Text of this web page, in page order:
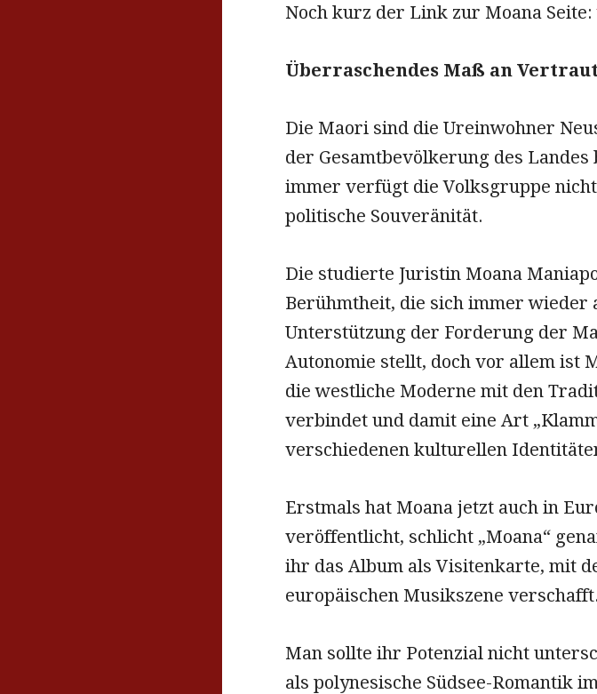
Noch kurz der Link zur Moana Seite:
Überraschendes Maß an
Die Maori sind die Ureinwohner
der Gesamtbevölkerung des Landes
immer verfügt die Volksgruppe
politische Souveränität.
Die studierte Juristin Moana
Berühmtheit, die sich immer wieder
Unterstützung der Forderung der
Autonomie stellt, doch vor allem ist
die westliche Moderne mit den
verbindet und damit eine Art
verschiedenen kulturellen
Erstmals hat Moana jetzt auch in
veröffentlicht, schlicht „Moana“
ihr das Album als Visitenkarte, mit
europäischen Musikszene verschafft.
Man sollte ihr Potenzial nicht
als polynesische Südsee-Romantik